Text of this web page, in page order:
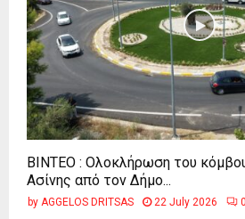
ΒΙΝΤΕΟ : Ολοκλήρωση του
Ασίνης από τον Δήμο...
by AGGELOS DRITSAS 22 July 2026 0